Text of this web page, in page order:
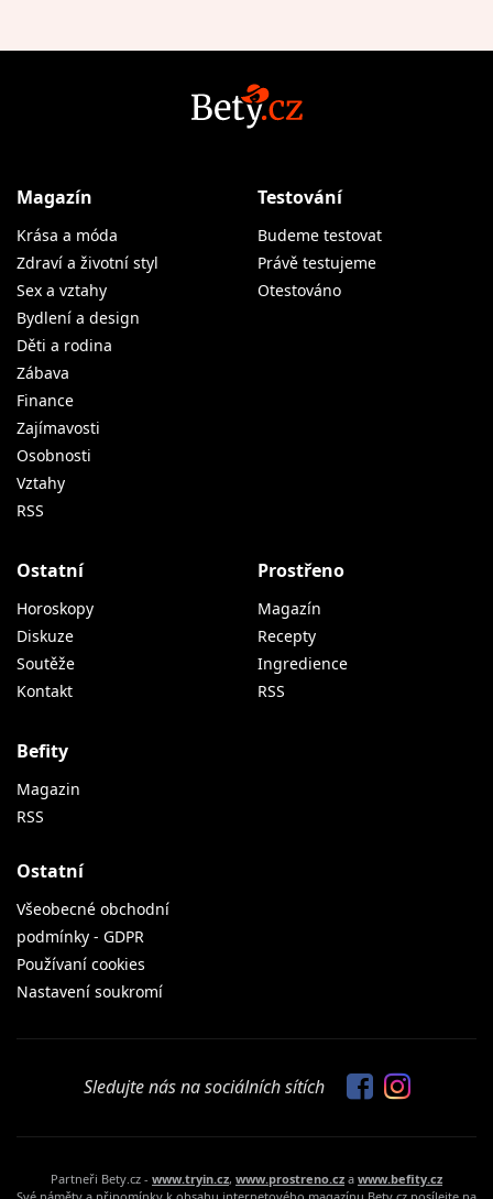
Magazín
Krása a móda
Zdraví a životní styl
Sex a vztahy
Bydlení a design
Děti a rodina
Zábava
Finance
Zajímavosti
Osobnosti
Vztahy
RSS
Testování
Budeme testovat
Právě testujeme
Otestováno
Ostatní
Horoskopy
Diskuze
Soutěže
Kontakt
Prostřeno
Magazín
Recepty
Ingredience
RSS
Befity
Magazin
RSS
Ostatní
Všeobecné obchodní
podmínky - GDPR
Používaní cookies
Nastavení soukromí
Sledujte nás na sociálních sítích
Partneři Bety.cz - www.tryin.cz, www.prostreno.cz a www.befity.cz